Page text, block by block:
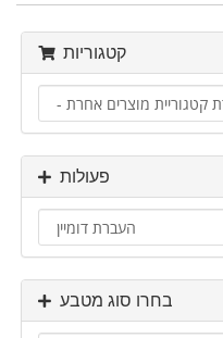
קטגוריות
פעולות
בחרו סוג מטבע